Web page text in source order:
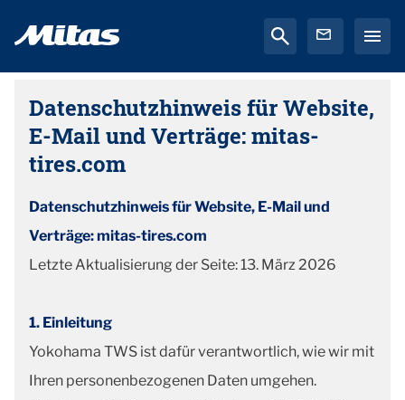
Datenschutzhinweis für Website,
E-Mail und Verträge: mitas-
tires.com
Datenschutzhinweis für Website, E-Mail und
Verträge: mitas-tires.com
Letzte Aktualisierung der Seite: 13. März 2026
1. Einleitung
Yokohama TWS ist dafür verantwortlich, wie wir mit
Ihren personenbezogenen Daten umgehen.